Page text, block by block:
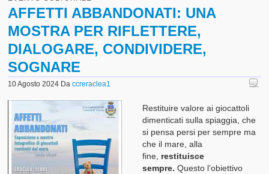
Promotori
Attori
Interlocutori
Il Progetto
Statuto
I nostri Valori
Il Glossario del Cittadino
AFFETTI ABBANDONATI: UNA
MOSTRA PER RIFLETTERE,
DIALOGARE, CONDIVIDERE,
SOGNARE
10 Agosto 2024 Daccreraclea1
Restituire valore ai giocattoli
dimenticati sulla spiaggia, che
si pensa persi per sempre ma
che il mare, alla
fine, restituisce
sempre.Questo l’obiettivo